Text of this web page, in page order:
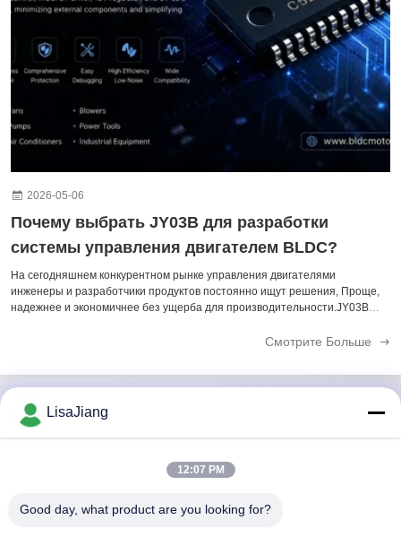
2026-05-06
Почему выбрать JY03B для разработки
системы управления двигателем BLDC?
На сегодняшнем конкурентном рынке управления двигателями
инженеры и разработчики продуктов постоянно ищут решения, Проще,
надежнее и экономичнее без ущерба для производительности.JY03B
компанией JUYI Tech, предназначен для этой цели. Итак, че...
Смотрите Больше
Но. 1, майна 1199, юньпинг дорога, джядинг район,
LisaJiang
12:07 PM
Good day, what product are you looking for?